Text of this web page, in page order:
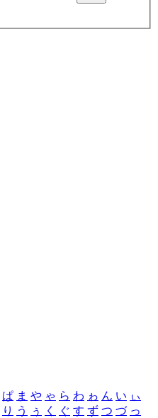
ぱ ま や ゃ ら わ ゎ ん い ぃ
り う ぅ く ぐ す ず つ づ っ